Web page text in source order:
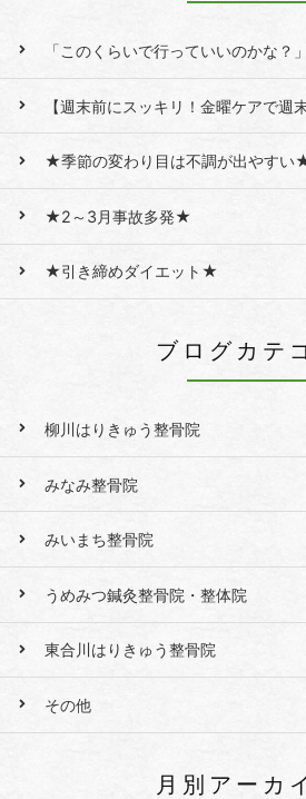
「このくらいで行っていいのかな？
【週末前にスッキリ！金曜ケアで週
★季節の変わり目は不調が出やすい
★2～3月事故多発★
★引き締めダイエット★
ブログカテ
柳川はりきゅう整骨院
みなみ整骨院
みいまち整骨院
うめみつ鍼灸整骨院・整体院
東合川はりきゅう整骨院
その他
月別アーカ